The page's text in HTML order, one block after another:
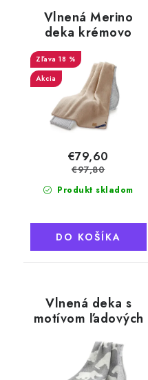
Vlnená Merino
deka krémovo
béžová 140x200
cm, austrálske
merino
18 %
Akcia
Produkt skladom
€79,60
€97,80
DO KOŠÍKA
Vlnená deka s
motívom ľadových